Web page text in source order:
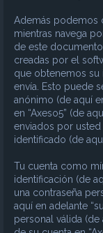
Además podemos
mientras navega
de este
creadas por el
que obtenemos su
envía. Esto puede
anónimo (de aquí
en “Axeso5” (de
enviados por
identificado (de
Tu cuenta como
identificación (de
una contraseña
aquí en adelante
personal válida (de